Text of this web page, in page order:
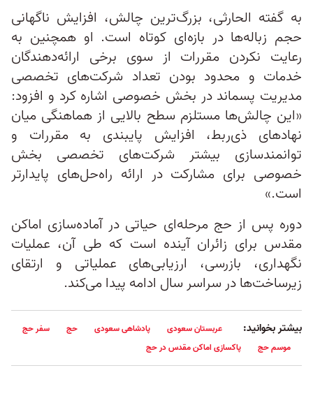
به گفته الحارثی، بزرگ‌ترین چالش، افزایش ناگهانی
حجم زباله‌ها در بازه‌ای کوتاه است. او همچنین به
رعایت نکردن مقررات از سوی برخی ارائه‌دهندگان
خدمات و محدود بودن تعداد شرکت‌های تخصصی
مدیریت پسماند در بخش خصوصی اشاره کرد و افزود:
«این چالش‌ها مستلزم سطح بالایی از هماهنگی میان
نهادهای ذی‌ربط، افزایش پایبندی به مقررات و
توانمندسازی بیشتر شرکت‌های تخصصی بخش
خصوصی برای مشارکت در ارائه راه‌حل‌های پایدارتر
است.»
دوره پس از حج مرحله‌ای حیاتی در آماده‌سازی اماکن
مقدس برای زائران آینده است که طی آن، عملیات
نگهداری، بازرسی، ارزیابی‌های عملیاتی و ارتقای
زیرساخت‌ها در سراسر سال ادامه پیدا می‌کند.
بیشتر بخوانید: عربستان سعودی پادشاهی سعودی حج
سفر حج
موسم حج
پاکسازی اماکن مقدس در حج